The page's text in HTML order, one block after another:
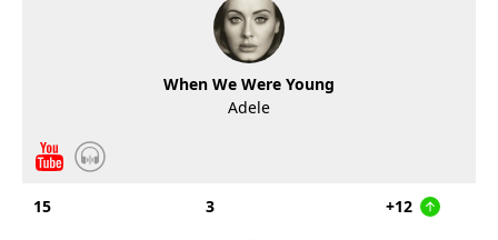
When We Were Young
Adele
15 3 +12